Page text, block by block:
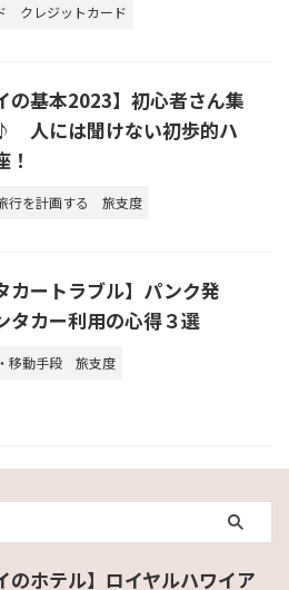
クレジットカード
の基本2023】初心者さん集
人には聞けない初歩的ハ
！
行を計画する 旅支度
カートラブル】パンク発
タカー利用の心得３選
移動手段 旅支度
のホテル】ロイヤルハワイア